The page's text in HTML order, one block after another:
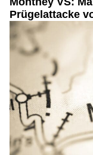
Prügelattacke